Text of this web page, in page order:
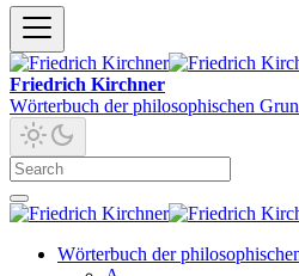
Friedrich Kirchner
Wörterbuch der philosophischen
Wörterbuch der